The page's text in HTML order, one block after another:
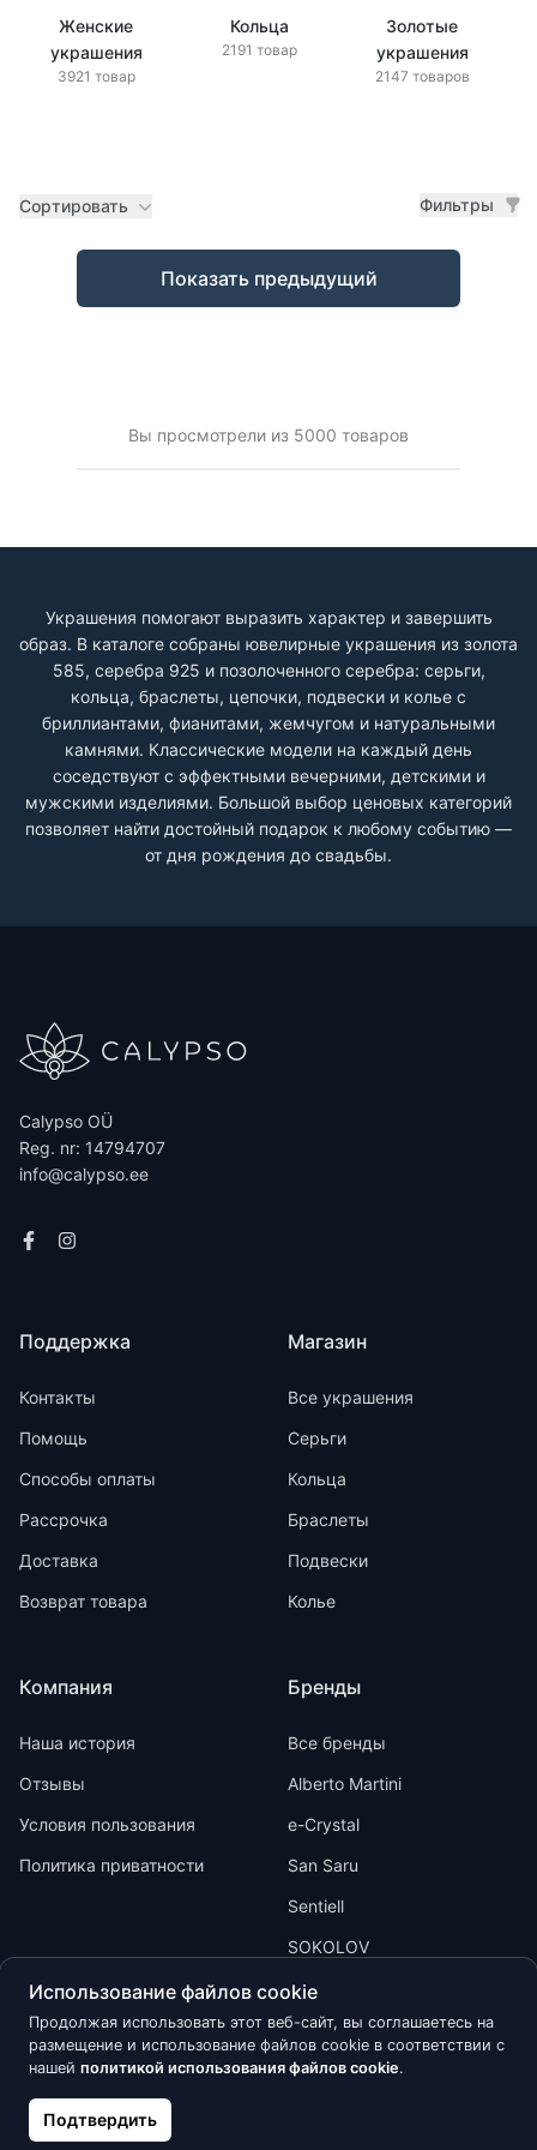
Женские
украшения
3921 товар
Кольца
2191 товар
Золотые
украшения
2147 товаров
Украшения помогают выразить характер и завершить
образ. В каталоге собраны ювелирные украшения из золота
585, серебра 925 и позолоченного серебра: серьги,
кольца, браслеты, цепочки, подвески и колье с
бриллиантами, фианитами, жемчугом и натуральными
камнями. Классические модели на каждый день
соседствуют с эффектными вечерними, детскими и
мужскими изделиями. Большой выбор ценовых категорий
позволяет найти достойный подарок к любому событию —
от дня рождения до свадьбы.
Сортировать Фильтры
Товары
Показать предыдущий
Вы просмотрели из 5000 товаров
Calypso OÜ
Reg. nr: 14794707
info@calypso.ee
Поддержка
Контакты
Помощь
Способы оплаты
Рассрочка
Доставка
Возврат товара
Компания
Наша история
Отзывы
Условия пользования
Политика приватности
Магазин
Все украшения
Серьги
Кольца
Браслеты
Подвески
Колье
Бренды
Все бренды
Alberto Martini
e-Crystal
San Saru
Sentiell
SOKOLOV
Kõik õigused kaitstud © 2026 Calypso
Использование файлов cookie
Продолжая использовать этот веб-сайт, вы соглашаетесь на
размещение и использование файлов cookie в соответствии с
нашей политикой использования файлов cookie.
Подтвердить